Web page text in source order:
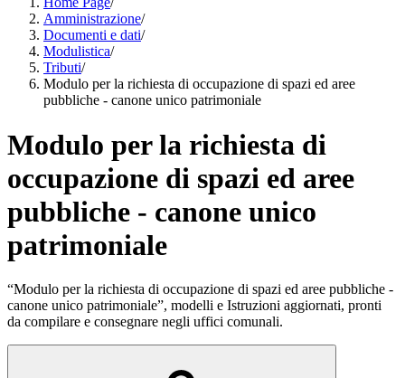
Amministrazione/
Documenti e dati/
Modulistica/
Tributi/
Modulo per la richiesta di occupazione di spazi ed aree
pubbliche - canone unico patrimoniale
Modulo per la richiesta di
occupazione di spazi ed aree
pubbliche - canone unico
patrimoniale
“Modulo per la richiesta di occupazione di spazi ed aree pubbliche -
canone unico patrimoniale”, modelli e Istruzioni aggiornati, pronti
da compilare e consegnare negli uffici comunali.